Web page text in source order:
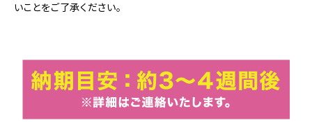
いことをご了承ください。